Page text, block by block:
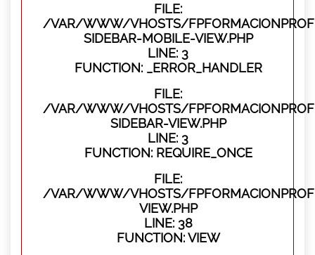
FILE:
/VAR/WWW/VHOSTS/
SIDEBAR-MOBILE-VIEW.PHP
LINE: 3
FUNCTION: _ERROR_HANDLER
FILE:
/VAR/WWW/VHOSTS/
SIDEBAR-VIEW.PHP
LINE: 3
FUNCTION: REQUIRE_ONCE
FILE:
/VAR/WWW/VHOSTS/
VIEW.PHP
LINE: 38
FUNCTION: VIEW